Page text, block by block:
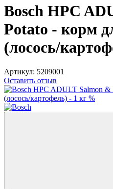
Bosch HPC
Potato - корм
(лосось/
Артикул: 5209001
Оставить отзыв